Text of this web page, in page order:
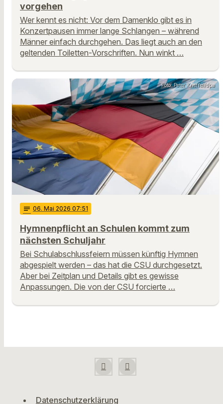
vorgehen
Wer kennt es nicht: Vor dem Damenklo gibt es in
Konzertpausen immer lange Schlangen – während
Männer einfach durchgehen. Das liegt auch an den
geltenden Toiletten-Vorschriften. Nun winkt …
Foto: Peter Kneffel/dpa
notes 06. Mai 2026 07:51
Hymnenpflicht an Schulen kommt zum
nächsten Schuljahr
Bei Schulabschlussfeiern müssen künftig Hymnen
abgespielt werden – das hat die CSU durchgesetzt.
Aber bei Zeitplan und Details gibt es gewisse
Anpassungen. Die von der CSU forcierte …
Datenschutzerklärung